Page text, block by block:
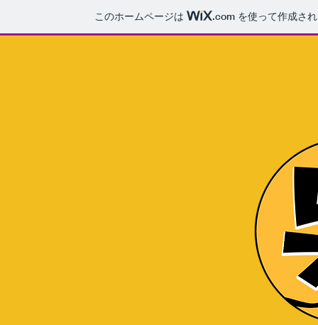
このホームページは .com を使って作成さ